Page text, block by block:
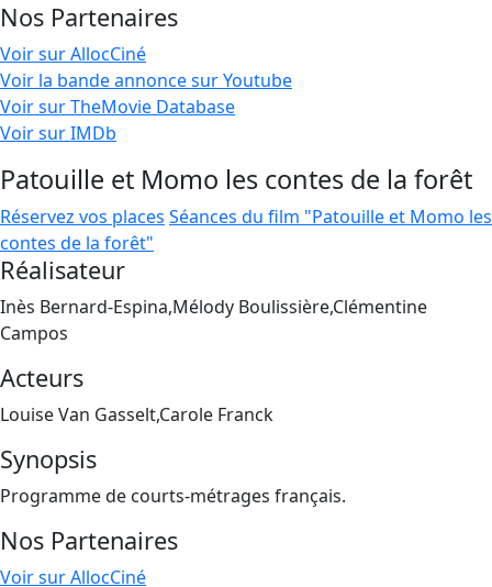
Nos Partenaires
Voir sur AllocCiné
Voir la bande annonce sur Youtube
Voir sur TheMovie Database
Voir sur IMDb
Patouille et Momo les contes de la forêt
Réservez vos places Séances du film "Patouille et Momo les
contes de la forêt"
Réalisateur
Inès Bernard-Espina,Mélody Boulissière,Clémentine
Campos
Acteurs
Louise Van Gasselt,Carole Franck
Synopsis
Programme de courts-métrages français.
Nos Partenaires
Voir sur AllocCiné